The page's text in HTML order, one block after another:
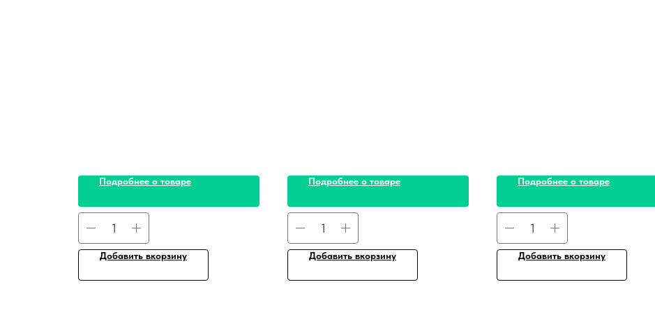
Подробнее о товаре
Добавить вкорзину
Подробнее о товаре
Добавить вкорзину
Подробнее о товаре
Добавить вкорзину